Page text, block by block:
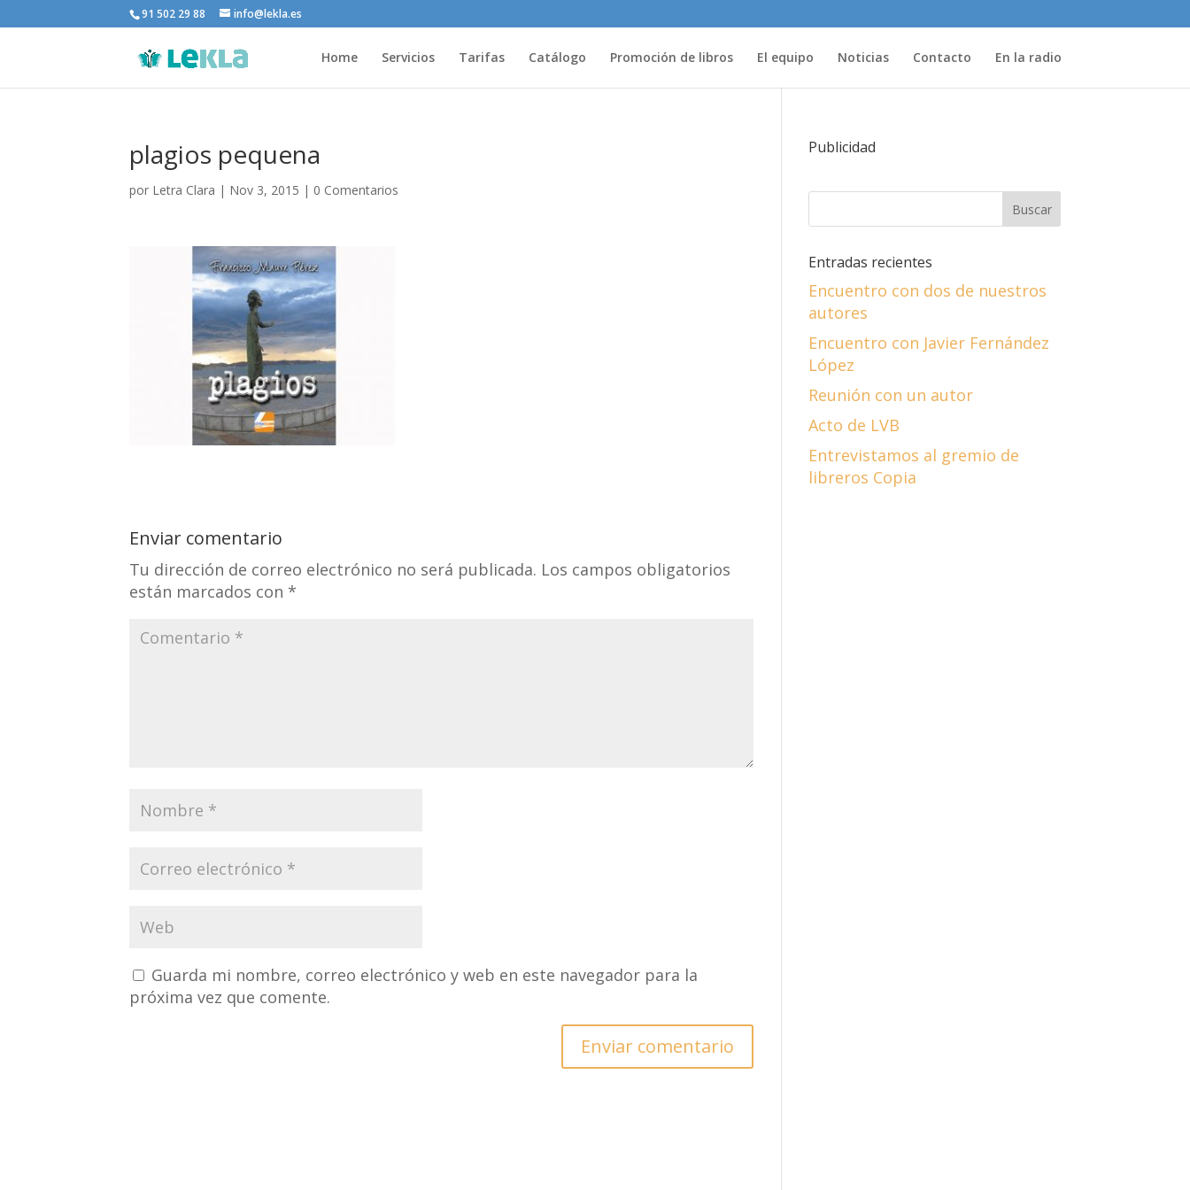
91 502 29 88 info@lekla.es
Home Servicios Tarifas Catálogo Promoción de libros El equipo Noticias Contacto En la radio
plagios pequena
por Letra Clara | Nov 3, 2015 | 0 Comentarios
Enviar comentario
Tu dirección de correo electrónico no será publicada. Los campos obligatorios
están marcados con *
Guarda mi nombre, correo electrónico y web en este navegador para la
próxima vez que comente.
Publicidad
Entradas recientes
Encuentro con dos de nuestros
autores
Encuentro con Javier Fernández
López
Reunión con un autor
Acto de LVB
Entrevistamos al gremio de
libreros Copia